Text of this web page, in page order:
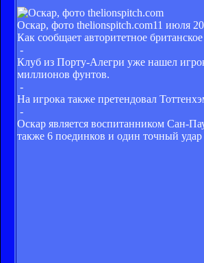
Оскар, фото thelionspitch.com11 июля
Как сообщает авторитетное
-
Клуб из Порту-Алегри уже нашел
миллионов фунтов.
-
На игрока также претендовал
-
Оскар является воспитанником Сан-
также 6 поединков и один точный